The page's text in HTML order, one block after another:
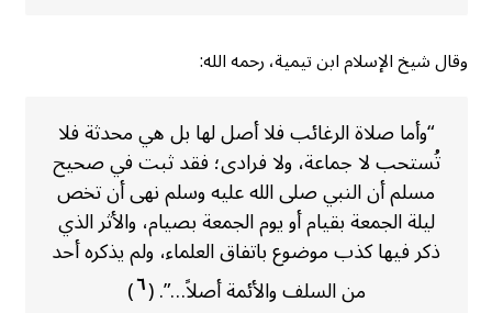
وقال شيخ الإسلام ابن تيمية، رحمه الله:
“وأما صلاة الرغائب فلا أصل لها بل هي محدثة فلا
تُستحب لا جماعة، ولا فرادى؛ فقد ثبت في صحيح
مسلم أن النبي صلى الله عليه وسلم نهى أن تخص
ليلة الجمعة بقيام أو يوم الجمعة بصيام، والأثر الذي
ذكر فيها كذب موضوع باتفاق العلماء، ولم يذكره أحد
من السلف والأئمة أصلاً…”. (٦)